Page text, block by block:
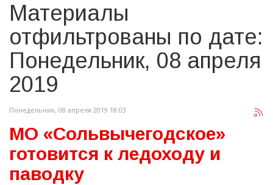
Материалы
отфильтрованы по дате:
Понедельник, 08 апреля
2019
Понедельник, 08 апреля 2019 18:03
МО «Сольвычегодское»
готовится к ледоходу и
паводку